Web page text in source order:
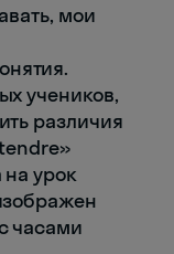
мои
учеников,
различия
урок
часами